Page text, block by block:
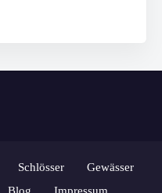
Schlösser
Gewässer